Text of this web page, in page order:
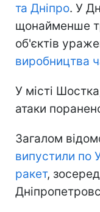
та Дніпро. У
щонайменше
об'єктів
виробництва
У місті
атаки
Загалом
випустили по
ракет,